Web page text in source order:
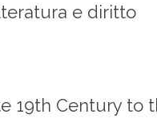
e diritto
19th Century to